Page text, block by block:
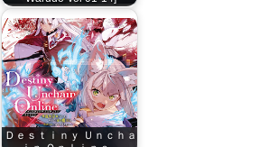
Ｄｅｓｔｉｎｙ Ｕｎｃｈａ